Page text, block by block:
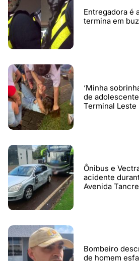
Entregadora é
termina em
‘Minha
de
Terminal Leste
Ônibus e
acidente
Avenida
Bombeiro
de homem